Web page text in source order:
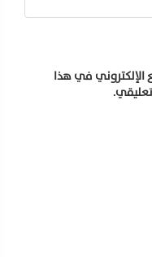
الإلكتروني في هذا